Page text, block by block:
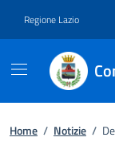
Regione Lazio
Home / Notizie /